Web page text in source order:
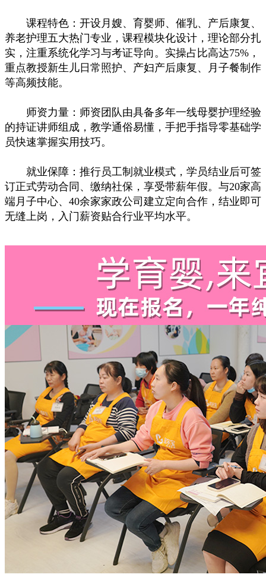
课程特色：开设月嫂、育婴师、催乳、产后康复、
养老护理五大热门专业，课程模块化设计，理论部分扎
实，注重系统化学习与考证导向。实操占比高达75%，
重点教授新生儿日常照护、产妇产后康复、月子餐制作
等高频技能。
师资力量：师资团队由具备多年一线母婴护理经验
的持证讲师组成，教学通俗易懂，手把手指导零基础学
员快速掌握实用技巧。
就业保障：推行员工制就业模式，学员结业后可签
订正式劳动合同、缴纳社保，享受带薪年假。与20家高
端月子中心、40余家家政公司建立定向合作，结业即可
无缝上岗，入门薪资贴合行业平均水平。